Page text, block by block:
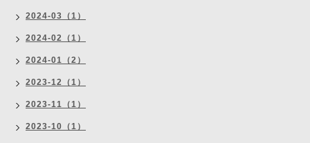
2024-03（1）
2024-02（1）
2024-01（2）
2023-12（1）
2023-11（1）
2023-10（1）